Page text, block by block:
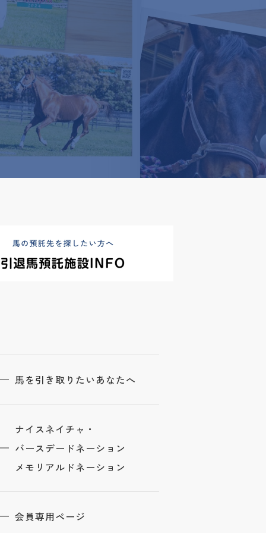
馬を引き取りたいあなたへ
ナイスネイチャ・
バースデードネーション
メモリアルドネーション
会員専用ページ